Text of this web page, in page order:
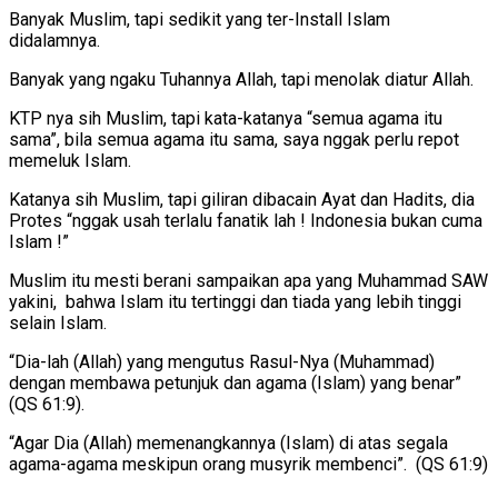
Banyak Muslim, tapi sedikit yang ter-Install Islam
didalamnya.
Banyak yang ngaku Tuhannya Allah, tapi menolak diatur Allah.
KTP nya sih Muslim, tapi kata-katanya “semua agama itu
sama”, bila semua agama itu sama, saya nggak perlu repot
memeluk Islam.
Katanya sih Muslim, tapi giliran dibacain Ayat dan Hadits, dia
Protes “nggak usah terlalu fanatik lah ! Indonesia bukan cuma
Islam !”
Muslim itu mesti berani sampaikan apa yang Muhammad SAW
yakini, bahwa Islam itu tertinggi dan tiada yang lebih tinggi
selain Islam.
“Dia-lah (Allah) yang mengutus Rasul-Nya (Muhammad)
dengan membawa petunjuk dan agama (Islam) yang benar”
(QS 61:9).
“Agar Dia (Allah) memenangkannya (Islam) di atas segala
agama-agama meskipun orang musyrik membenci”. (QS 61:9)